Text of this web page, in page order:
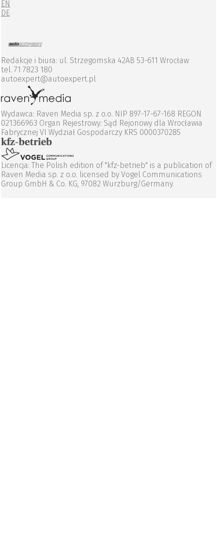
EN
DE
Redakcje i biura: ul. Strzegomska 42AB 53-611 Wrocław
tel. 71 7823 180
autoexpert@autoexpert.pl
Wydawca: Raven Media sp. z o.o. NIP 897-17-67-168 REGON
021366963 Organ Rejestrowy: Sąd Rejonowy dla Wrocławia
Fabrycznej VI Wydział Gospodarczy KRS 0000370285
Licencja: The Polish edition of "kfz-betrieb" is a publication of
Raven Media sp. z o.o. licensed by Vogel Communications
Group GmbH & Co. KG, 97082 Wurzburg/Germany.